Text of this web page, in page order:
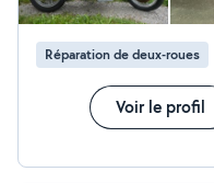
Réparation de deux-roues
Voir le profil